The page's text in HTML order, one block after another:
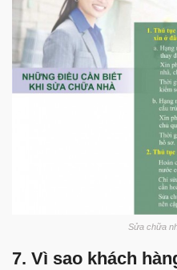
Sửa chữa
7. Vì sao khách